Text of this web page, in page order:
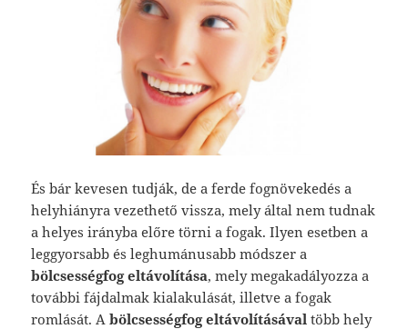
És bár kevesen tudják, de a ferde fognövekedés a
helyhiányra vezethető vissza, mely által nem tudnak
a helyes irányba előre törni a fogak. Ilyen esetben a
leggyorsabb és leghumánusabb módszer a
bölcsességfog eltávolítása, mely megakadályozza a
további fájdalmak kialakulását, illetve a fogak
romlását. Abölcsességfog eltávolításával több hely